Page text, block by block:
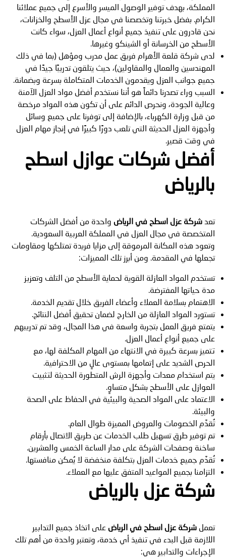
المملكة، بهدف توفير الوصول الميسر والأسرع إلى جميع عملائنا
الكرام. بفضل خبرتنا وتخصصنا في مجال عزل الأسطح والخزانات،
نحن قادرون على تنفيذ جميع أنواع أعمال العزل، سواء كانت
الأسطح من الخرسانة أو الشينكو وغيرها.
لدى شركة قلعة الأهرام فريق عمل مدرب ومؤهل (بما في ذلك
المهندسين والعمال والمقاولين)، حيث يتلقون تدريبًا جيدًا في
جميع جوانب العزل ويقدمون الخدمات المتكاملة بسرعة وبضمانة.
السبب وراء تصدرنا دائماً هو أننا نستخدم أفضل مواد العزل الآمنة
وعالية الجودة، ونحرص الدائم على أن تكون هذه المواد مرخصة
من قبل وزارة الكهرباء، بالإضافة إلى توفرنا على جميع وسائل
وأجهزة العزل الحديثة التي تلعب دورًا كبيرًا في إنجاز مهام العزل
في وقت قصير.
أفضل شركاتعوازل اسطح
بالرياض
تعدشركة عزل اسطح في الرياض واحدة من أفضل الشركات
المتخصصة في مجال العزل في المملكة العربية السعودية.
وتعود هذه المكانة المرموقة إلى مزايا فريدة تمتلكها ومقاومات
تجعلها في المقدمة. ومن أبرز تلك المميزات:
تستخدم المواد العازلة القوية لحماية الأسطح من التلف وتعزيز
مدة حياتها المفترضة.
الاهتمام بسلامة العملاء وأعضاء الفريق خلال تقديم الخدمة.
تستورد المواد العازلة من الخارج لضمان تحقيق أفضل النتائج.
يتمتع فريق العمل بتجربة واسعة في هذا المجال، وقد تم تدريبهم
على جميع أنواع أعمال العزل.
تتميز بسرعة كبيرة في الانتهاء من المهام المكلفة لها، مع
الحرص الشديد على إتمامها بمستوى عالٍ من الاحترافية.
يتم استخدام معدات وأجهزة الرش المتطورة الحديثة لتثبيت
العوازل على الأسطح بشكل متساوٍ.
الاعتماد على المواد الصحية والبيئية في الحفاظ على الصحة
والبيئة.
تُقدَّم الخصومات والعروض المميزة طوال العام.
تم توفير طرق تسهيل طلب الخدمات عن طريق الاتصال بأرقام
ساخنة وصفحات الشركة على مدار الساعة الخمس والعشرين.
تُقدَّم جميع خدمات العزل بتكلفة منخفضة لا يُمكن منافستها.
التزامنا بجميع المواعيد المتفق عليها مع العملاء.
شركة عزل بالرياض
تعملشركة عزل اسطح في الرياض على اتخاذ جميع التدابير
اللازمة قبل البدء في تنفيذ أي خدمة، وتعتبر واحدة من أهم تلك
الإجراءات والتدابير هي: